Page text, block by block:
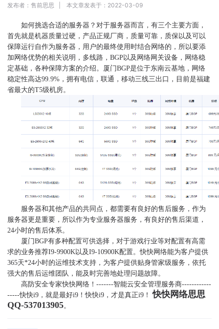
发布者：售前思思 | 本文章发表于：2022-03-09
如何挑选合适的服务器？对于服务器而言，有三个主要方面，
首先就是机器质量过硬，产品正规厂商，质量可靠，质保以及可以
保障运行自作为服务器，用户的最终使用时结合网络的，所以要添
加网络优势的相关说明，多线路，BGP以及网络网关设备，网络稳
定基础，各种保障方案的介绍。厦门BGP是位于东南云基地，网络
稳定性高达99.9%，拥有电信，联通，移动三线三出口，目前是福建
省最大的T5级机房。
服务器和其他产品的共同点，都需要有良好的售后服务，作为
服务器更是重要，所以作为专业服务器服务，有良好的售后渠道，
24小时的售后体系。
厦门BGP有多种配置可供选择，对于游戏行业等对配置有高需
求的业务推荐I9-9900K以及I9-10900K配置。快快网络能为客户提供
365天*24小时的运维技术支持，为客户提供贴身管家级服务，依托
强大的售后运维团队，能及时完善地处理问题故障。
高防安全专家快快网络！-------智能云安全管理服务商------------
-----快快i9，就是最好i9！快快i9，才是真正i9！快快网络思思
QQ-537013905。